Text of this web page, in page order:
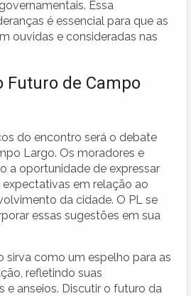
Essa
é essencial para que as
ouvidas e consideradas nas
Futuro de Campo
do encontro será o debate
Largo. Os moradores e
a oportunidade de expressar
em relação ao
da cidade. O PL se
essas sugestões em sua
sirva como um espelho para as
refletindo suas
e anseios. Discutir o futuro da